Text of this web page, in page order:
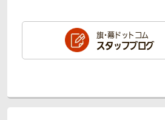
旗・幕ドットコム
スタッフブログ